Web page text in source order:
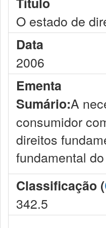
O estado de
Data
2006
Ementa
Sumário:A
consumidor
direitos
fundamental
Classificação (
342.5